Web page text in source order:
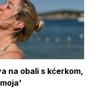
na obali s kćerkom,